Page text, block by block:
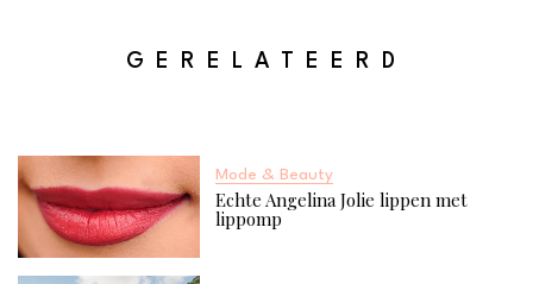
GERELATEERD
Mode & Beauty
Echte Angelina Jolie lippen met
lippomp